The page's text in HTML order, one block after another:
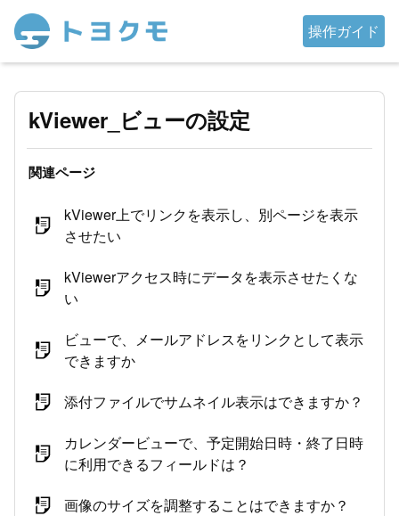
操作ガイド
kViewer_ビューの設定
関連ページ
kViewer上でリンクを表示し、別ページを表示
させたい
kViewerアクセス時にデータを表示させたくな
い
ビューで、メールアドレスをリンクとして表示
できますか
添付ファイルでサムネイル表示はできますか？
カレンダービューで、予定開始日時・終了日時
に利用できるフィールドは？
画像のサイズを調整することはできますか？